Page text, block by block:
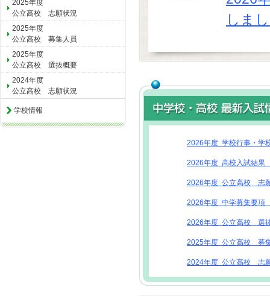
2025年度
公立高校 志願状況
2025年度
公立高校 募集人員
2025年度
公立高校 選抜概要
2024年度
公立高校 志願状況
学校情報
しま
2026年度 学校行事・学
2026年度 高校入試結果
2026年度 公立高校 志
2026年度 中学募集要項
2026年度 公立高校 選
2025年度 公立高校 募
2024年度 公立高校 志